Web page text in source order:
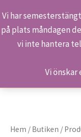
Vi har
på plats måndagen
vi inte hantera
Vi önskar
Hoppa
Sök
Hem Produkter
Hem / Butiken /